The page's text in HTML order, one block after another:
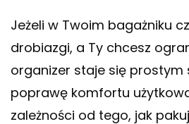
Jeżeli w Twoim bagażniku
drobiazgi, a Ty chcesz
organizer staje się prostym
poprawę komfortu
zależności od tego, jak